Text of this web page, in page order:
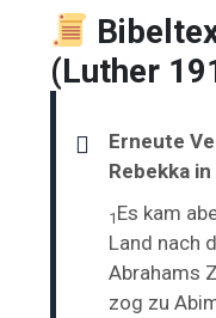
(Luther
Erneute
Rebekka in
1 Es kam
Land nach
Abrahams
zog zu